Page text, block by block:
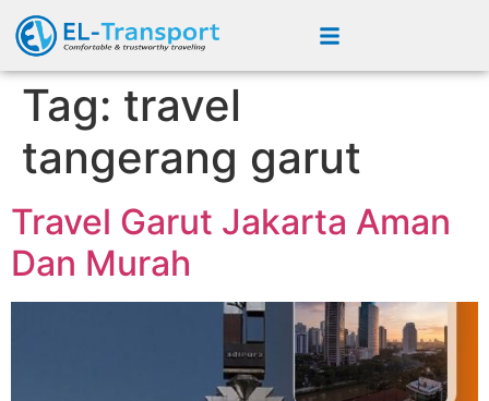
Tag: travel
tangerang garut
Travel Garut Jakarta Aman
Dan Murah